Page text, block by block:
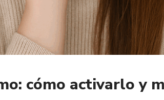
cómo activarlo y